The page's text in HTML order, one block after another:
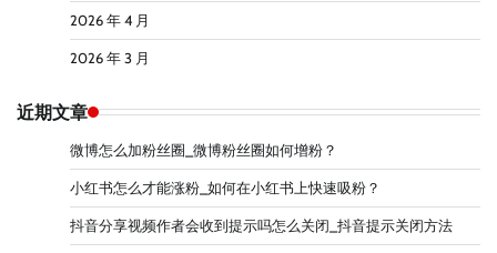
2026 年 4 月
2026 年 3 月
近期文章
微博怎么加粉丝圈_微博粉丝圈如何增粉？
小红书怎么才能涨粉_如何在小红书上快速吸粉？
抖音分享视频作者会收到提示吗怎么关闭_抖音提示关闭方法